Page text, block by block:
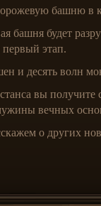
башню в
башня будет
этап.
и десять волн
вы
вечных
о других